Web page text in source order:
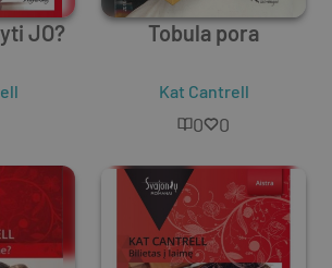
JO? Tobula pora
Kat Cantrell
0 0